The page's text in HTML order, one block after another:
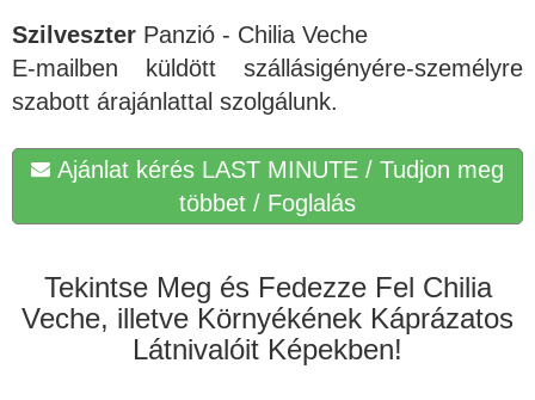
Szilveszter Panzió - Chilia Veche
E-mailben küldött szállásigényére-személyre
szabott árajánlattal szolgálunk.
Ajánlat kérés LAST MINUTE / Tudjon meg
többet / Foglalás
Tekintse Meg és Fedezze Fel Chilia
Veche, illetve Környékének Káprázatos
Látnivalóit Képekben!